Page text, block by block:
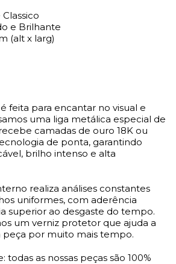
e Brilhante
(alt x larg)
feita para encantar no visual e
uma liga metálica especial de
camadas de ouro 18K ou
de ponta, garantindo
brilho intenso e alta
realiza análises constantes
uniformes, com aderência
superior ao desgaste do tempo.
um verniz protetor que ajuda a
por muito mais tempo.
todas as nossas peças são 100%